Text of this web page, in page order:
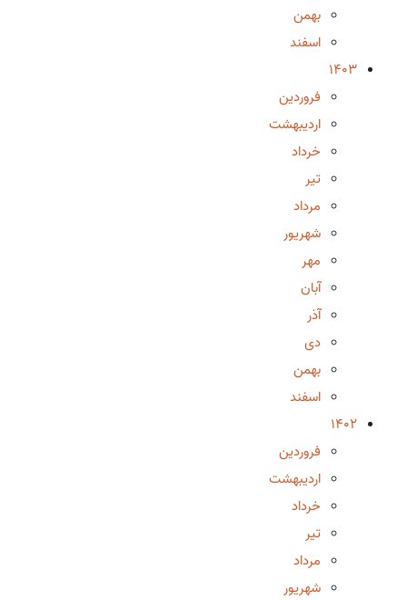
بهمن
اسفند
1403
فروردین
اردیبهشت
خرداد
تیر
مرداد
شهریور
مهر
آبان
آذر
دی
بهمن
اسفند
1402
فروردین
اردیبهشت
خرداد
تیر
مرداد
شهریور